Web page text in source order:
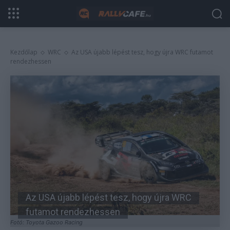
Kezdőlap WRC
Az USA újabb lépést tesz, hogy újra WRC futamot
rendezhessen
Fotó: Toyota Gazoo Racing
Az USA újabb lépést tesz, hogy újra WRC
futamot rendezhessen